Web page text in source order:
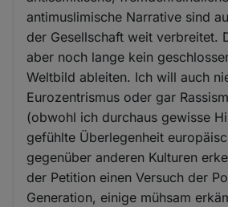
antimuslimische Narrative sind
der Gesellschaft weit verbreitet.
aber noch lange kein
Weltbild ableiten. Ich will auch
Eurozentrismus oder gar
(obwohl ich durchaus gewisse
gefühlte Überlegenheit
gegenüber anderen Kulturen
der Petition einen Versuch der
Generation, einige mühsam